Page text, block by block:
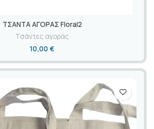
ΤΣΑΝΤΑ ΑΓΟΡΑΣ Floral2
Τσάντες αγοράς
10,00 €